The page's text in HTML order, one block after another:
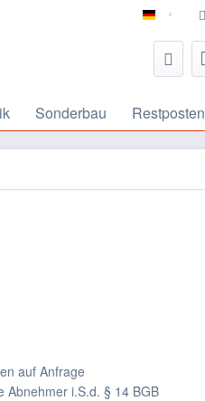
deutsch
Sonderbau Restposten
auf Anfrage
Abnehmer i.S.d. § 14 BGB